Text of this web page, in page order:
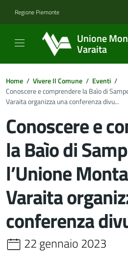
Regione Piemonte
Unione
Varaita
Home / Vivere Il Comune / Eventi /
Conoscere e comprendere la Baìo di
Varaita organizza una conferenza divu...
Conoscere e
la Baìo di
l’Unione
Varaita
conferenza
22 gennaio 2023